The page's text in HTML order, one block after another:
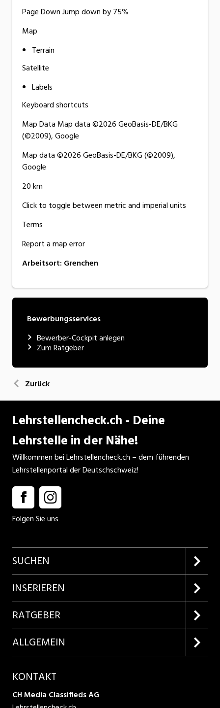
Page Down Jump down by 75%
Map
Terrain
Satellite
Labels
Keyboard shortcuts
Map Data Map data ©2026 GeoBasis-DE/BKG
(©2009), Google
Map data ©2026 GeoBasis-DE/BKG (©2009),
Google
20 km
Click to toggle between metric and imperial units
Terms
Report a map error
Arbeitsort: Grenchen
Bewerbungsservices
Bewerber-Cockpit anlegen
Zum Ratgeber
Zurück
Lehrstellencheck.ch - Deine
Lehrstelle in der Nähe!
Willkommen bei Lehrstellencheck.ch – dem führenden
Lehrstellenportal der Deutschschweiz!
Folgen Sie uns
SUCHEN
Firmenprofile entdecken
Lehrstellen suchen
INSERIEREN
Kundenlogin
Inserieren
Produkte
RATGEBER
Lehrberufe entdecken
ALLGEMEIN
AGB
KONTAKT
CH Media Classifieds AG